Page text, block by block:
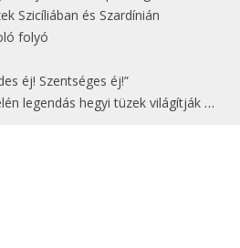
Szicíliában és Szardínián
folyó
éj! Szentséges éj!”
hegyi tüzek világítják meg Zugspitzét